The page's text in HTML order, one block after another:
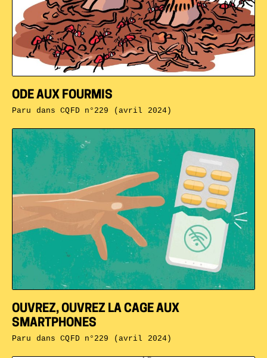
OUVREZ, OUVREZ LA CAGE AUX
SMARTPHONES
Paru dansCQFD n°229 (avril 2024)
ODE AUX FOURMIS
Paru dansCQFD n°229 (avril 2024)